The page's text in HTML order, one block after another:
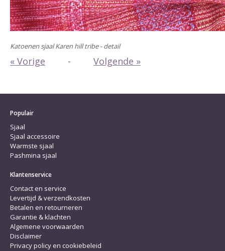
Katoenen sjaal Karen hill tribe - detail
« Vorige - Volgende »
Populair
Sjaal
Sjaal accessoire
Warmste sjaal
Pashmina sjaal
Klantenservice
Contact en service
Levertijd & verzendkosten
Betalen en retourneren
Garantie & klachten
Algemene voorwaarden
Disclaimer
Privacy policy en cookiebeleid